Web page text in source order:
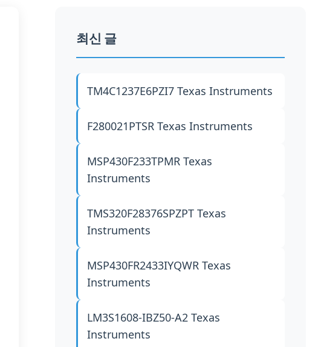
최신 글
TM4C1237E6PZI7Texas Instruments
F280021PTSRTexas Instruments
MSP430F233TPMRTexas
Instruments
TMS320F28376SPZPTTexas
Instruments
MSP430FR2433IYQWRTexas
Instruments
LM3S1608-IBZ50-A2Texas
Instruments